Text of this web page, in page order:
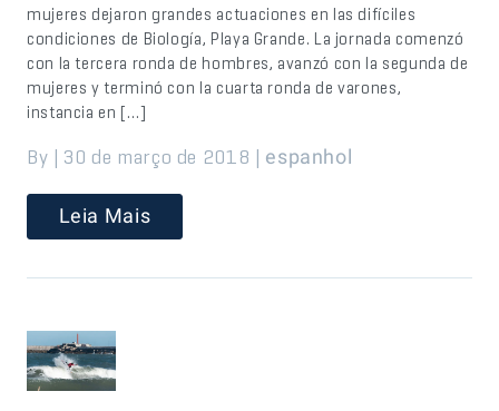
mujeres dejaron grandes actuaciones en las difíciles
condiciones de Biología, Playa Grande. La jornada comenzó
con la tercera ronda de hombres, avanzó con la segunda de
mujeres y terminó con la cuarta ronda de varones,
instancia en […]
By | 30 de março de 2018 | espanhol
Leia Mais